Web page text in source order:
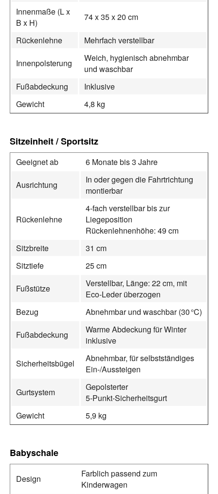
Innenmaße (L x
B x H)
74 x 35 x 20 cm
Rückenlehne Mehrfach verstellbar
Innenpolsterung
Weich, hygienisch abnehmbar
und waschbar
Fußabdeckung
Inklusive
Gewicht
4,8 kg
Sitzeinheit / Sportsitz
Geeignet ab 6 Monate bis 3 Jahre
Ausrichtung
In oder gegen die Fahrtrichtung
montierbar
Rückenlehne
4‑fach verstellbar bis zur
Liegeposition
Rückenlehnenhöhe: 49 cm
Sitzbreite
31 cm
Sitztiefe
25 cm
Fußstütze
Verstellbar, Länge: 22 cm, mit
Eco-Leder überzogen
Bezug
Abnehmbar und waschbar (30 °C)
Fußabdeckung
Warme Abdeckung für Winter
inklusive
Sicherheitsbügel
Abnehmbar, für selbstständiges
Ein-/Aussteigen
Gurtsystem
Gepolsterter
5‑Punkt‑Sicherheitsgurt
Gewicht
5,9 kg
Babyschale
Design
Farblich passend zum
Kinderwagen